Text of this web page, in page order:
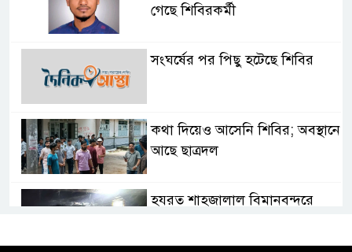
গেছে শিবিরকর্মী
সংঘর্ষের পর পিছু হটেছে শিবির
কথা দিয়েও আসেনি শিবির; অবস্থানে
আছে ছাত্রদল
হযরত শাহজালাল বিমানবন্দরে